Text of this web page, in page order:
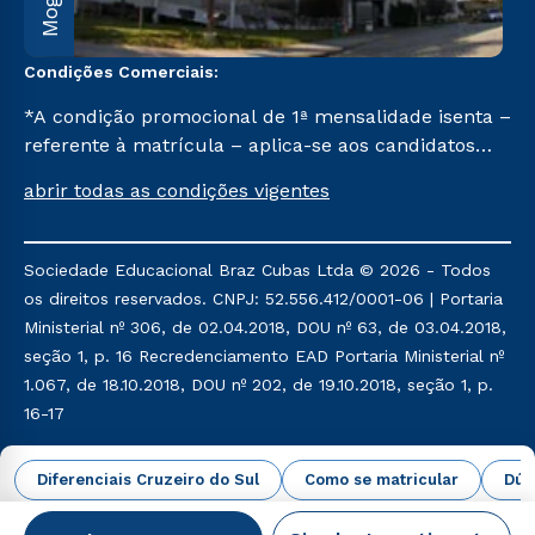
Diferenciais Cruzeiro do Sul Como se matricular
Condições Comerciais:
*A condição promocional de 1ª mensalidade isenta –
referente à matrícula – aplica-se aos candidatos
na prova on-line ou agendada, que ofertam bolsas
semestre de 2023, que ainda não tenham efetivado
e/ou não tenham cancelado ou trancado sua
matrícula em uma das Instituições da Cruzeiro do
Sul Educacional, no período de um ano. Tais
condições não se aplicam aos cursos de Medicina, e
também para matriculados via FIES, Prouni e
acumula com nenhuma outra campanha ofertada
pela Instituição.
abrir todas as condições vigentes
Sociedade Educacional Braz Cubas Ltda © 2026 - Todos
os direitos reservados. CNPJ: 52.556.412/0001-06 | Portaria
Ministerial nº 306, de 02.04.2018, DOU nº 63, de 03.04.2018,
seção 1, p. 16 Recredenciamento EAD Portaria Ministerial nº
1.067, de 18.10.2018, DOU nº 202, de 19.10.2018, seção 1, p.
16-17
Política de Privacidade Política de Cookies